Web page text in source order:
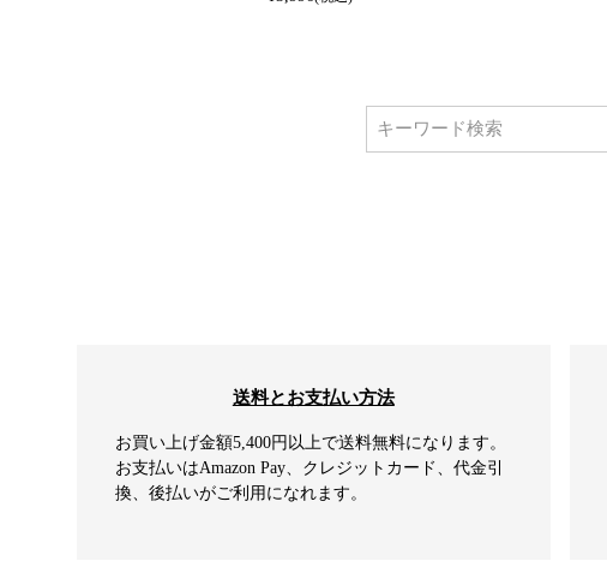
送料とお支払い方法
お買い上げ金額5,400円以上で送料無料になります。
お支払いはAmazon Pay、クレジットカード、代金引
換、後払いがご利用になれます。